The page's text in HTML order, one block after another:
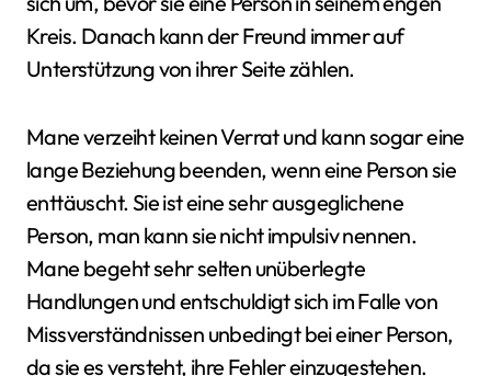
Kreis. Danach kann der Freund immer auf
Unterstützung von ihrer Seite zählen.
Mane verzeiht keinen Verrat und kann sogar eine
lange Beziehung beenden, wenn eine Person sie
enttäuscht. Sie ist eine sehr ausgeglichene
Person, man kann sie nicht impulsiv nennen.
Mane begeht sehr selten unüberlegte
Handlungen und entschuldigt sich im Falle von
Missverständnissen unbedingt bei einer Person,
da sie es versteht, ihre Fehler einzugestehen.